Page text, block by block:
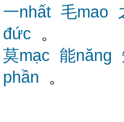
一nhất 毛mao
đức 。
莫mạc 能năng
phần 。